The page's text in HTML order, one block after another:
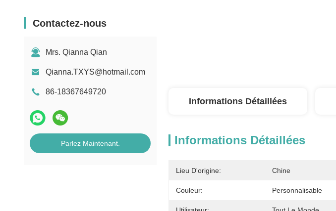
Contactez-nous
Mrs. Qianna Qian
Qianna.TXYS@hotmail.com
86-18367649720
Parlez Maintenant.
Informations Détaillées
Informations Détaillées
Lieu D'origine: Chine
Couleur: Personnalisable